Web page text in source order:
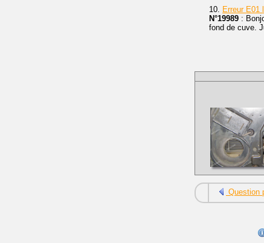
10. Erreur E01
N°19989 :
fond de cuve.
Question